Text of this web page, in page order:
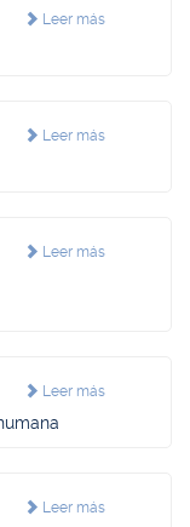
Leer más
Leer más
Leer más
Leer más
Leer más